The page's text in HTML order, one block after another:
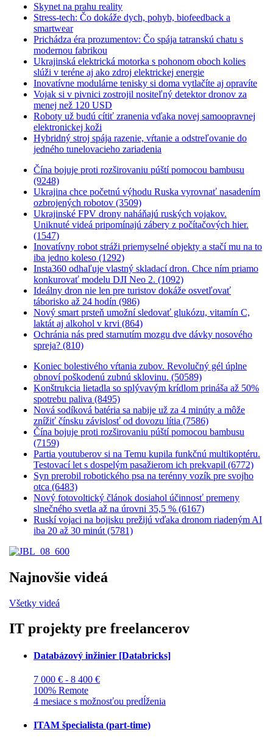
Skynet na prahu reality
Stress-tech: Čo dokáže dych, pohyb, biofeedback a
smartwear
Prichádza éra prozumentov: Čo spája tatranskú chatu s
modernou fabrikou
Ukrajinská elektrická motorka s pohonom oboch kolies
slúži v teréne aj ako zdroj elektrickej energie
Inovatívne modulárne tenisky si doma vytlačíte aj opravíte
Vojak si v pivnici zostrojil nositeľný detektor dronov za
menej než 120 USD
Roboty už budú cítiť zranenia vďaka novej samoopravnej
elektronickej koži
Hybridný stroj spája razenie, vŕtanie a odstreľovanie do
jedného tunelovacieho zariadenia
Čína bojuje proti rozširovaniu púští pomocou bambusu
(9248)
Ukrajina chce početnú výhodu Ruska vyrovnať nasadením
ozbrojených robotov (3509)
Ukrajinské FPV drony naháňajú ruských vojakov.
Uniknuté videá pripomínajú zábery z počítačových hier.
(1547)
Inovatívny robot stráži priemyselné objekty a stačí mu na to
iba jedno koleso (1292)
Insta360 odhaľuje vlastný skladací dron. Chce ním priamo
konkurovať modelu DJI Neo 2. (1092)
Ideálny dron nie len pre turistov dokáže osvetľovať
táborisko až 24 hodín (986)
Nový smart prsteň umožní sledovať glukózu, vitamín C,
laktát aj alkohol v krvi (864)
Ochránia nás pred starnutím mozgu dve dávky nosového
spreja? (810)
Koniec bolestivého vŕtania zubov. Revolučný gél úplne
obnoví poškodenú zubnú sklovinu. (50589)
Konštrukcia lietadla so splývavým krídlom prináša až 50%
spotrebu paliva (8495)
Nová sodíková batéria sa nabije už za 4 minúty a môže
znížiť čínsku závislosť od dovozu lítia (7586)
Čína bojuje proti rozširovaniu púští pomocou bambusu
(7159)
Partia youtuberov si na Temu kupila funkčnú multikoptéru.
Testovací let s dospelým pasažierom ich prekvapil (6772)
Syn prerobil robotického psa na terénny vozík pre svojho
otca (6483)
Nový fotovoltický článok dosiahol účinnosť premeny
slnečného svetla až na úrovni 35,5 % (6167)
Ruskí vojaci na bojisku prežijú vďaka dronom riadeným AI
iba 20 až 30 minút (5781)
Najnovšie videá
Všetky videá
IT projekty pre freelancerov
Databázový inžinier [Databricks]
7 000 € - 8 400 €
100% Remote
4 mesiace s možnosťou predĺženia
ITAM špecialista (part-time)